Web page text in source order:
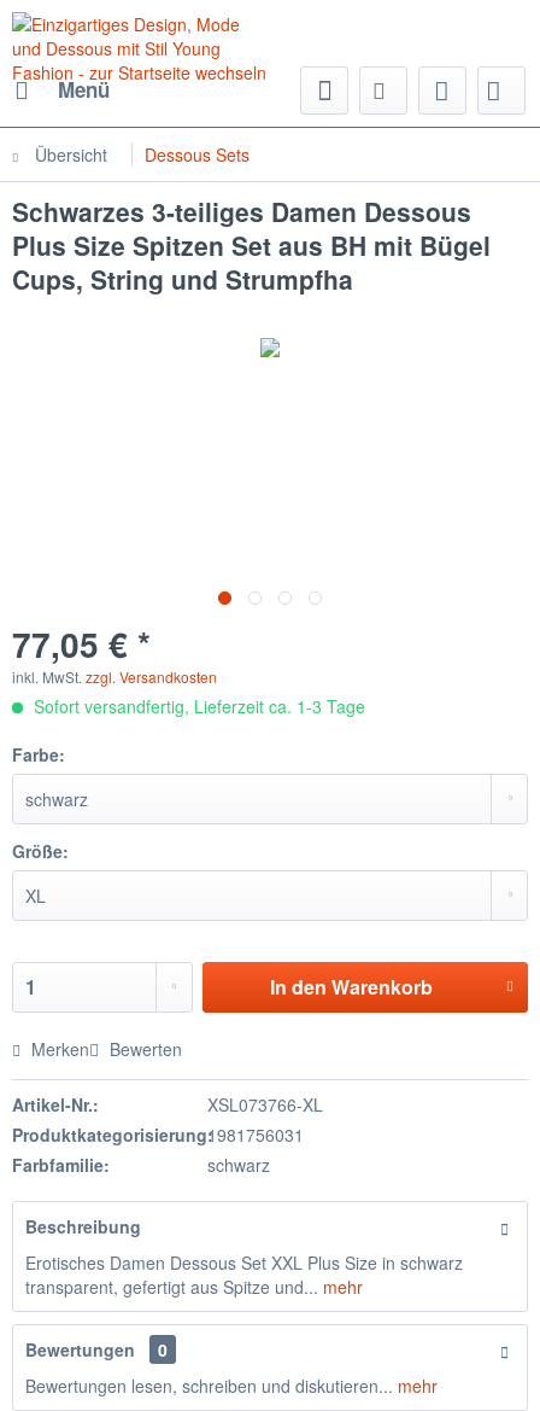
Menü
Übersicht Dessous Sets
Schwarzes 3-teiliges Damen Dessous
Plus Size Spitzen Set aus BH mit Bügel
Cups, String und Strumpfha
77,05 € *
inkl. MwSt. zzgl. Versandkosten
Sofort versandfertig, Lieferzeit ca. 1-3 Tage
Farbe:
Größe:
In den Warenkorb
Merken Bewerten
Artikel-Nr.:
XSL073766-XL
Produktkategorisierung:1981756031
Farbfamilie:
schwarz
Beschreibung
Erotisches Damen Dessous Set XXL Plus Size in schwarz
transparent, gefertigt aus Spitze und... mehr
Bewertungen
0
Bewertungen lesen, schreiben und diskutieren... mehr